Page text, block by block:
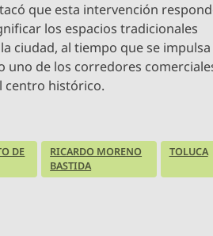
que esta intervención
los espacios tradicionales
ciudad, al tiempo que se impulsa
uno de los corredores
centro histórico.
DE
RICARDO MORENO
BASTIDA
TOLUCA